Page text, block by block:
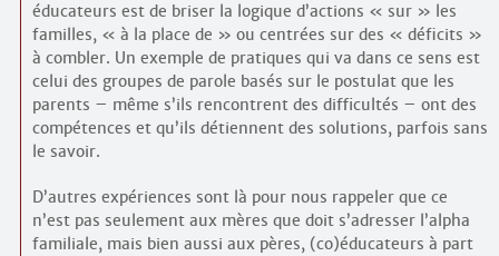
éducateurs est de briser la logique d’actions « sur » les
familles, « à la place de » ou centrées sur des « déficits »
à combler. Un exemple de pratiques qui va dans ce sens est
celui des groupes de parole basés sur le postulat que les
parents – même s’ils rencontrent des difficultés – ont des
compétences et qu’ils détiennent des solutions, parfois sans
le savoir.
D’autres expériences sont là pour nous rappeler que ce
n’est pas seulement aux mères que doit s’adresser l’alpha
familiale, mais bien aussi aux pères, (co)éducateurs à part